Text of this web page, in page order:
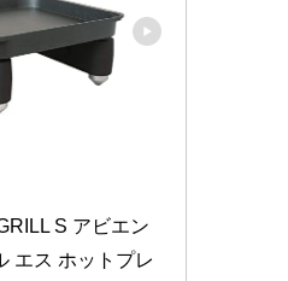
S アビエン
エス ホットプレ